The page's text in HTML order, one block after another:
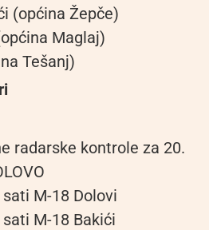
(općina Žepče)
Maglaj)
Tešanj)
radarske kontrole za 20.
M-18 Dolovi
M-18 Bakići